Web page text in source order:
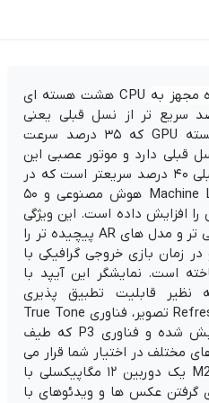
مجهز به
CPU هشت هسته ای
لحاظ عملکردی ۱۵ درصد سریع تر از نسل قبلی یعنی
پردازنده M1 می باشد، ۱۰ هسته GPU که ۳۵ درصد سرعت
قبلی دارد و موتور عصبی این
پردازنده نیز نسبت به نسل قبلی ۴۰ درصد سریعتر است که در
مجموع شتاب فرایند Machine Learning هوش مصنوعی و ۵۰
افزایش داده است. این ویژگی
ها امکان طراحی ۳ بعدی واقعی تر و مدل های AR پیچیده تر را
در زمان بازی خروجی گرافیکی با
است. نمایشگر این آیپد با
نظیر قابلیت تطبیق پذیری
ProMotion با نرخ ۱۲۰ هرتز Refresh تصویر، فناوری True Tone
که باعث آرام کردن شدت تابش شده و فناوری P3 که طیف
مختلف در اختیار شما قرار می
دهد. دوربین سلفی آیپد پرو M2 یک دوربین ۱۲ مگاپیکسلی با
ای برای گرفتن عکس ها و ویدئوهای با